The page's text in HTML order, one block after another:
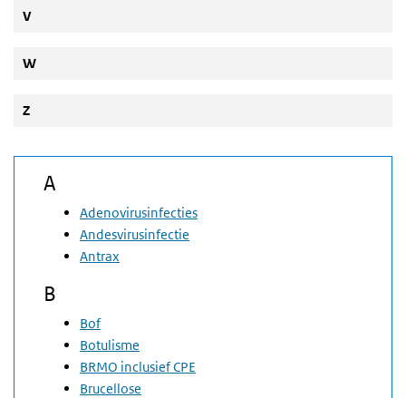
V
W
Z
A
Adenovirusinfecties
Andesvirusinfectie
Antrax
B
Bof
Botulisme
BRMO inclusief CPE
Brucellose